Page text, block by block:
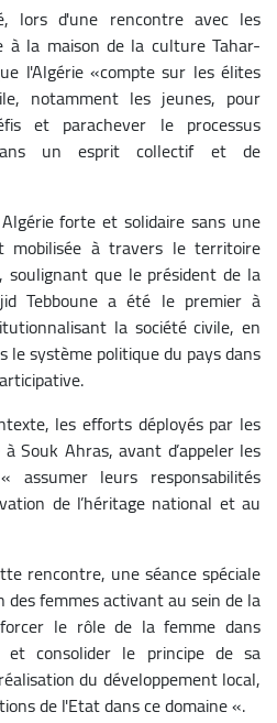
lors d'une rencontre avec les
à la maison de la culture Tahar-
l'Algérie «compte sur les élites
notamment les jeunes, pour
et parachever le processus
un esprit collectif et de
forte et solidaire sans une
mobilisée à travers le territoire
que le président de la
Tebboune a été le premier à
la société civile, en
système politique du pays dans
les efforts déployés par les
Souk Ahras, avant d’appeler les
leurs responsabilités
de l’héritage national et au
rencontre, une séance spéciale
femmes activant au sein de la
le rôle de la femme dans
et consolider le principe de sa
du développement local,
de l'Etat dans ce domaine «.